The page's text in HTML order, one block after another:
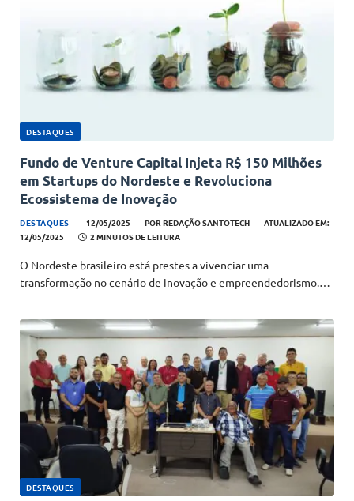
DESTAQUES
Fundo de Venture Capital Injeta R$ 150 Milhões
em Startups do Nordeste e Revoluciona
Ecossistema de Inovação
DESTAQUES 12/05/2025 POR REDAÇÃO SANTOTECH
ATUALIZADO EM:
12/05/2025
2 MINUTOS DE LEITURA
O Nordeste brasileiro está prestes a vivenciar uma
transformação no cenário de inovação e empreendedorismo.…
DESTAQUES